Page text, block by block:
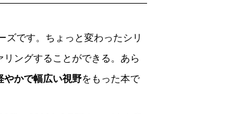
ズです。ちょっと変わったシリ
ングすることができる。あら
やかで幅広い視野をもった本で